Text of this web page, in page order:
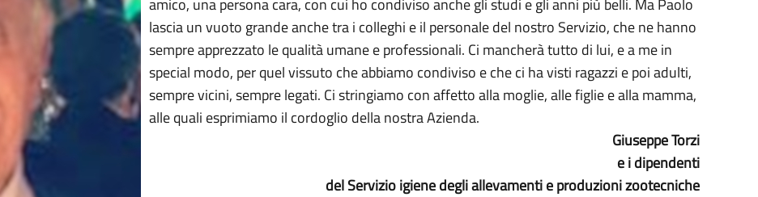
amico, una persona cara, con cui ho condiviso anche gli studi e gli anni più belli. Ma Paolo
lascia un vuoto grande anche tra i colleghi e il personale del nostro Servizio, che ne hanno
sempre apprezzato le qualità umane e professionali. Ci mancherà tutto di lui, e a me in
special modo, per quel vissuto che abbiamo condiviso e che ci ha visti ragazzi e poi adulti,
sempre vicini, sempre legati. Ci stringiamo con affetto alla moglie, alle figlie e alla mamma,
alle quali esprimiamo il cordoglio della nostra Azienda.
Giuseppe Torzi
e i dipendenti
del Servizio igiene degli allevamenti e produzioni zootecniche